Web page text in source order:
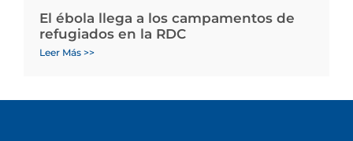
El ébola llega a los campamentos de
refugiados en la RDC
Leer Más >>